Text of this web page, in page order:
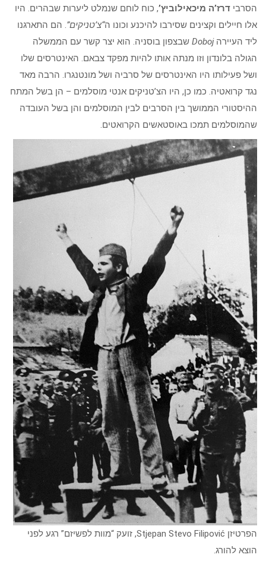
הסרבי דרז’ה מיכאילוביץ’, כוח לוחם שנמלט ליערות שבהרים. היו
אלו חיילים וקצינים שסירבו להיכנע וכונו ה“צ’טניקים”. הם התארגנו
ליד העיירהDoboj שבצפון בוסניה. הוא יצר קשר עם הממשלה
הגולה בלונדון וזו מנתה אותו להיות מפקד צבאם. האינטרסים שלו
ושל פעילותו היו האינטרסים של סרביה ושל מונטנגרו. הרבה מאד
נגד קרואטיה. כמו כן, היו הצ’טניקים אנטי מוסלמים – הן בשל המתח
ההיסטורי הממושך בין הסרבים לבין המוסלמים והן בשל העובדה
שהמוסלמים תמכו באוסטאשים הקרואטים.
הפרטיזן Stjepan Stevo Filipović, זועק “מוות לפשיזם” רגע לפני
הוצא להורג.